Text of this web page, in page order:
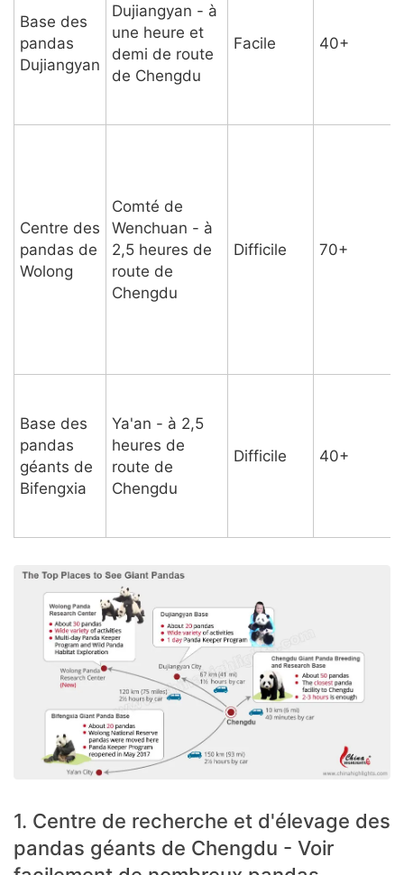
Base des
pandas
Dujiangyan
Dujiangyan - à
une heure et
demi de route
de Chengdu
Facile 40+
Centre des
pandas de
Wolong
Comté de
Wenchuan - à
2,5 heures de
route de
Chengdu
Difficile 70+
Base des
pandas
géants de
Bifengxia
Ya'an - à 2,5
heures de
route de
Chengdu
Difficile 40+
1. Centre de recherche et d'élevage des
pandas géants de Chengdu - Voir